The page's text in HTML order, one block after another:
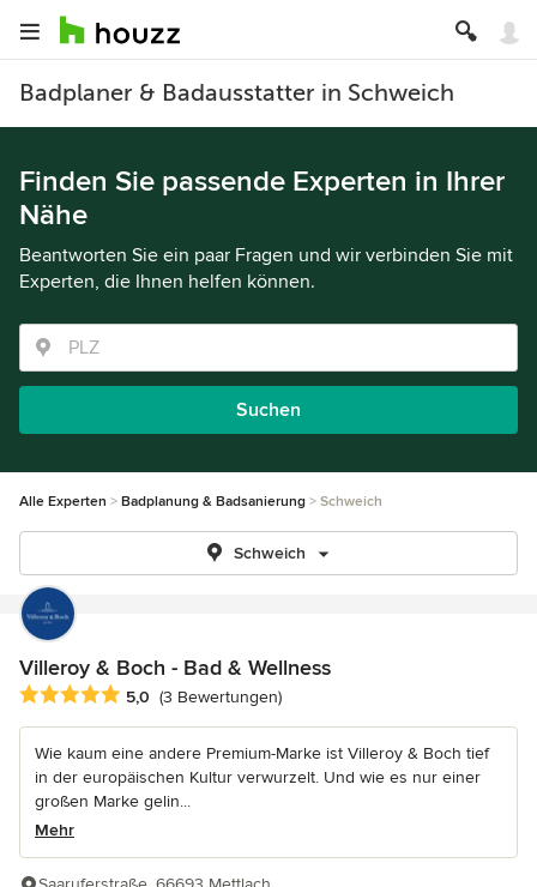
Badplaner & Badausstatter in Schweich
Finden Sie passende Experten in Ihrer
Nähe
Beantworten Sie ein paar Fragen und wir verbinden Sie mit
Experten, die Ihnen helfen können.
Suchen
Alle Experten Badplanung & Badsanierung Schweich
Schweich
Villeroy & Boch - Bad & Wellness
Durchschnittliche Bewertung: 5 von 5 Sternen
5,0 (3 Bewertungen)
Wie kaum eine andere Premium-Marke ist Villeroy & Boch tief
in der europäischen Kultur verwurzelt. Und wie es nur einer
großen Marke gelin...
Mehr